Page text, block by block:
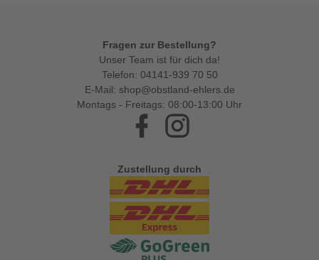
Fragen zur Bestellung?
Unser Team ist für dich da!
Telefon: 04141-939 70 50
E-Mail: shop@obstland-ehlers.de
Montags - Freitags: 08:00-13:00 Uhr
Facebook
Zustellung durch